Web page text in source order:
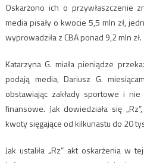
Oskarżono ich o przywłaszczenie
media pisały o kwocie 5,5 mln zł,
wyprowadziła z CBA ponad 9,2 mln zł.
Katarzyna G. miała pieniądze
podają media, Dariusz G.
obstawiając zakłady sportowe i
finansowe. Jak dowiedziała się
kwoty sięgające od kilkunastu do 20
Jak ustaliła „Rz” akt oskarżenia w